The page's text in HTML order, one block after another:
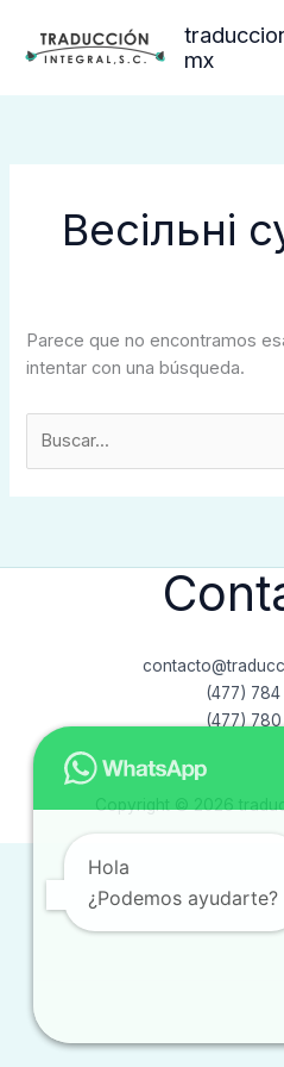
contenido
mx
Весільні
Parece que no encontramos
intentar con una búsqueda.
(477)
(477)
Hola
¿Podemos ayudarte?